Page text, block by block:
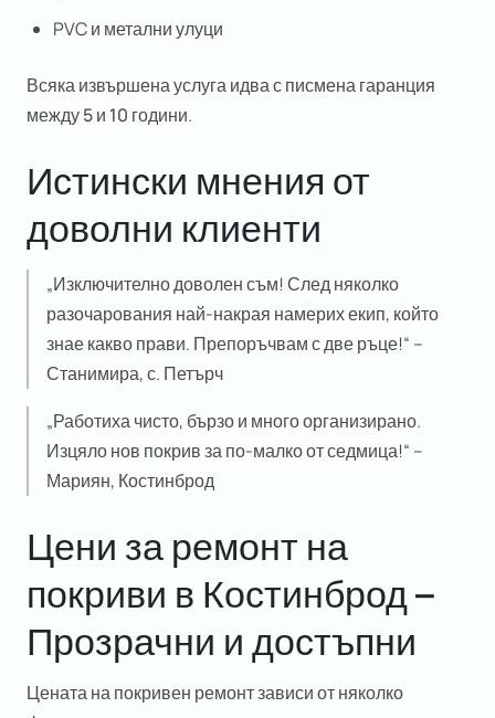
PVC и метални улуци
Всяка извършена услуга идва с писменагаранция
между 5 и 10 години.
Истински мнения от
доволни клиенти
„Изключително доволен съм! След няколко
разочарования най-накрая намерих екип, който
знае какво прави. Препоръчвам с две ръце!“ –
Станимира, с. Петърч
„Работиха чисто, бързо и много организирано.
Изцяло нов покрив за по-малко от седмица!“ –
Мариян, Костинброд
Цени за ремонт на
покриви в Костинброд –
Прозрачни и достъпни
Цената на покривен ремонт зависи от няколко